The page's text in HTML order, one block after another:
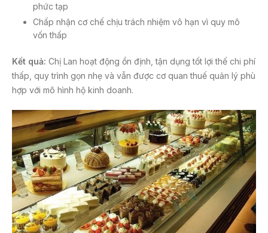
phức tạp
Chấp nhận cơ chế chịu trách nhiệm vô hạn vì quy mô
vốn thấp
Kết quả: Chị Lan hoạt động ổn định, tận dụng tốt lợi thế chi phí
thấp, quy trình gọn nhẹ và vẫn được cơ quan thuế quản lý phù
hợp với mô hình hộ kinh doanh.